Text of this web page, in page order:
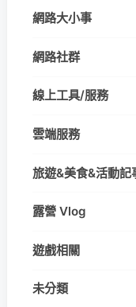
網路大小事
網路社群
線上工具/服務
雲端服務
旅遊&美食&活動記
露營 Vlog
遊戲相關
未分類